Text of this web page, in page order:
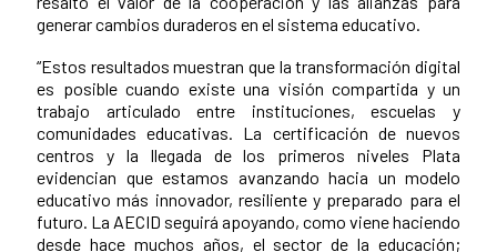
generar cambios duraderos en el sistema educativo.
“Estos resultados muestran que la transformación digital
es posible cuando existe una visión compartida y un
trabajo articulado entre instituciones, escuelas y
comunidades educativas. La certificación de nuevos
centros y la llegada de los primeros niveles Plata
evidencian que estamos avanzando hacia un modelo
educativo más innovador, resiliente y preparado para el
futuro. La AECID seguirá apoyando, como viene haciendo
desde hace muchos años, el sector de la educación;